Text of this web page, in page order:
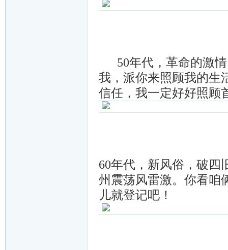
50年代，革命的激情
我，派你来照顾我的生
信任，我一定好好照顾
60年代，新风俗，破四
州震荡风雷激。你看咱
儿就登记吧！